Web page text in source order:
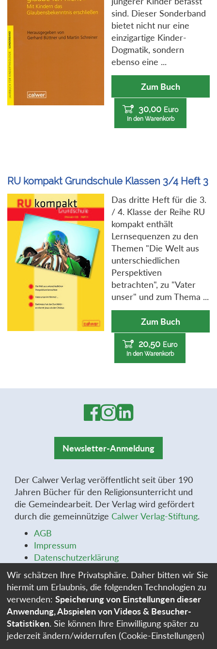
sind. Dieser Sonderband
bietet nicht nur eine
einzigartige Kinder-
Dogmatik, sondern
ebenso eine ...
Zum Buch
30,00 Euro
In den Warenkorb
RU kompakt Grundschule Klassen 3/4 Heft 3
Das dritte Heft für die 3.
/ 4. Klasse der Reihe RU
kompakt enthält
Lernsequenzen zu den
Themen "Die Welt aus
unterschiedlichen
Perspektiven
betrachten", zu "Vater
unser" und zum Thema ...
Zum Buch
20,50 Euro
In den Warenkorb
Newsletter-Anmeldung
Der Calwer Verlag veröffentlicht seit über 190
Jahren Bücher für den Religionsunterricht und
die Gemeindearbeit. Der Verlag wird gefördert
durch die gemeinnützige Calwer Verlag-Stiftung.
AGB
Impressum
Datenschutzerklärung
Widerrufsbelehrung
Widerrufsformular
Stellenangebote
Cookie-Einstellungen
Wir schätzen Ihre Privatsphäre. Daher bitten wir Sie
hiermit um Erlaubnis, die folgenden Technologien zu
verwenden: Speicherung von Einstellungen dieser
Anwendung, Abspielen von Videos & Besucher-
Statistiken. Sie können Ihre Einwilligung später zu
jederzeit ändern/widerrufen (Cookie-Einstellungen)